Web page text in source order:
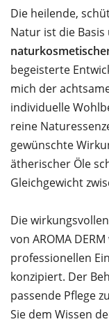
Die heilende,
Natur ist die
begeisterte
mich der
individuelle
reine
gewünschte
ätherischer Öle
Gleichgewicht
Die
von AROMA
professionellen
konzipiert. Der
passende Pflege
Sie dem Wissen